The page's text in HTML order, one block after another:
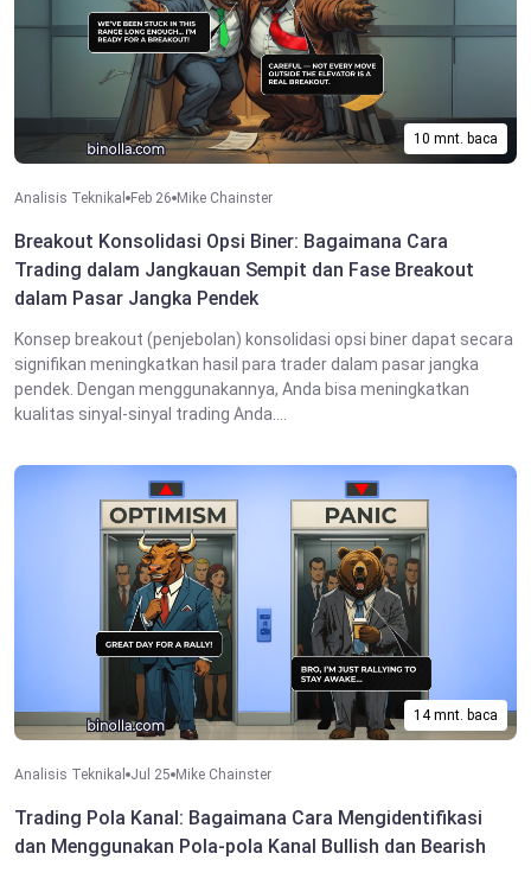
10 mnt. baca
Analisis Teknikal Feb 26 Mike Chainster
Breakout Konsolidasi Opsi Biner: Bagaimana Cara
Trading dalam Jangkauan Sempit dan Fase Breakout
dalam Pasar Jangka Pendek
Konsep breakout (penjebolan) konsolidasi opsi biner dapat secara
signifikan meningkatkan hasil para trader dalam pasar jangka
pendek. Dengan menggunakannya, Anda bisa meningkatkan
kualitas sinyal-sinyal trading Anda....
14 mnt. baca
Analisis Teknikal Jul 25 Mike Chainster
Trading Pola Kanal: Bagaimana Cara Mengidentifikasi
dan Menggunakan Pola-pola Kanal Bullish dan Bearish